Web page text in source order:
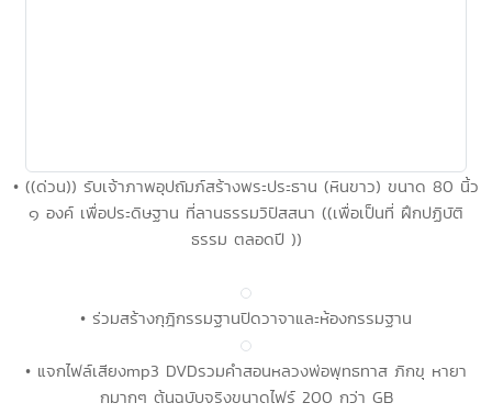
• ((ด่วน)) รับเจ้าภาพอุปถัมภ์สร้างพระประธาน (หินขาว) ขนาด 80 นิ้ว
๑ องค์ เพื่อประดิษฐาน ที่ลานธรรมวิปัสสนา ((เพื่อเป็นที่ ฝึกปฏิบัติ
ธรรม ตลอดปี ))
• ร่วมสร้างกุฎิกรรมฐานปิดวาจาและห้องกรรมฐาน
• แจกไฟล์เสียงmp3 DVDรวมคำสอนหลวงพ่อพุทธทาส ภิกขุ หายา
กมากๆ ต้นฉบับจริงขนาดไฟร์ 200 กว่า GB